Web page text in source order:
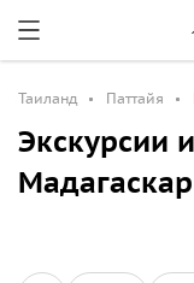
Таиланд Паттайя
Экскурсии
Мадагаскар